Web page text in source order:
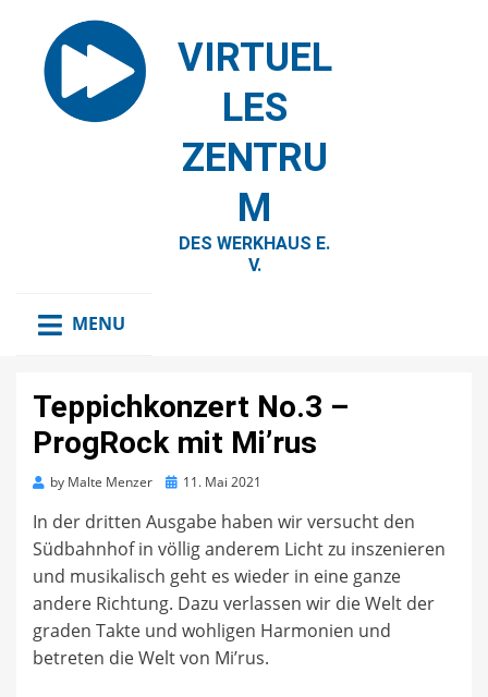
VIRTUEL
LES
ZENTRU
M
DES WERKHAUS E.
V.
MENU
Teppichkonzert No.3 –
ProgRock mit Mi’rus
by Malte Menzer
Posted11. Mai 2021
In der dritten Ausgabe haben wir versucht den
Südbahnhof in völlig anderem Licht zu inszenieren
und musikalisch geht es wieder in eine ganze
andere Richtung. Dazu verlassen wir die Welt der
graden Takte und wohligen Harmonien und
betreten die Welt von Mi’rus.